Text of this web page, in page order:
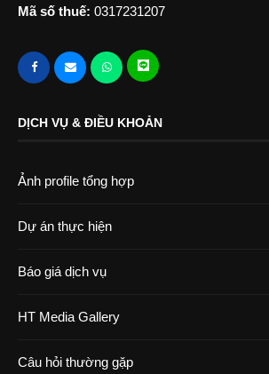
Mã số thuế: 0317231207
DỊCH VỤ & ĐIỀU KHOẢN
Ảnh profile tổng hợp
Dự án thực hiện
Báo giá dịch vụ
HT Media Gallery
Câu hỏi thường gặp